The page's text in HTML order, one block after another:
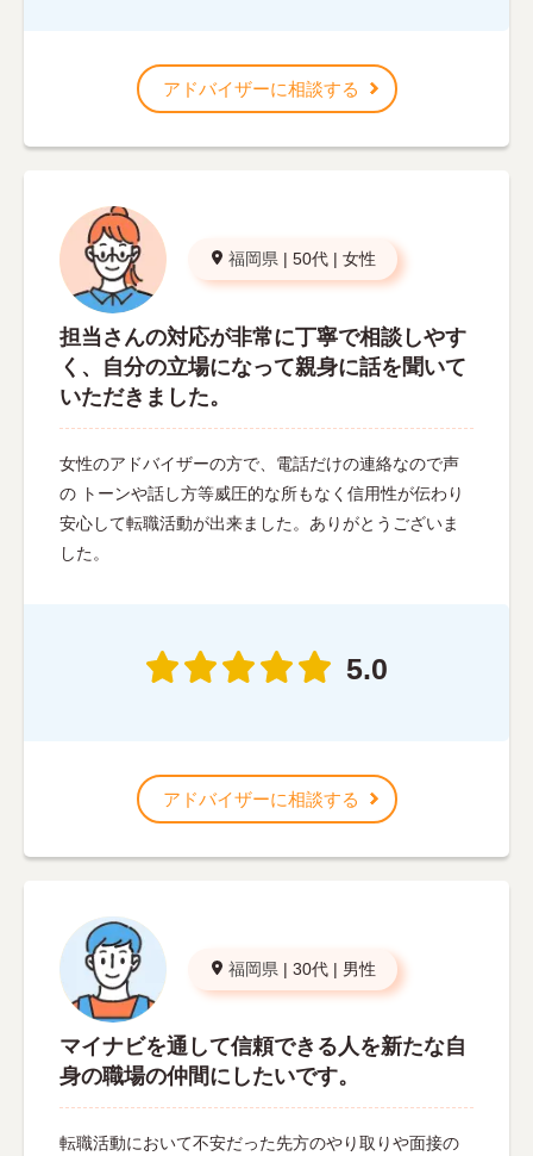
アドバイザーに相談する
福岡県 | 50代 | 女性
担当さんの対応が非常に丁寧で相談しやす
く、自分の立場になって親身に話を聞いて
いただきました。
女性のアドバイザーの方で、電話だけの連絡なので声
の トーンや話し方等威圧的な所もなく信用性が伝わり
安心して転職活動が出来ました。ありがとうございま
した。
5.0
アドバイザーに相談する
福岡県 | 30代 | 男性
マイナビを通して信頼できる人を新たな自
身の職場の仲間にしたいです。
転職活動において不安だった先方のやり取りや面接の